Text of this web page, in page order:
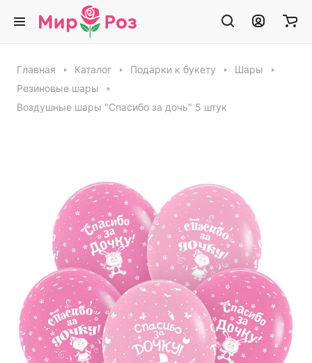
Главная Каталог Подарки к букету
Шары
Резиновые шары
Воздушные шары "Спасибо за дочь" 5 штук